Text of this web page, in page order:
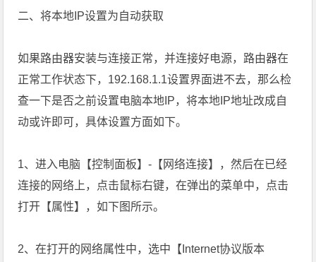
二、将本地IP设置为自动获取
如果路由器安装与连接正常，并连接好电源，路由器在
正常工作状态下，192.168.1.1设置界面进不去，那么检
查一下是否之前设置电脑本地IP，将本地IP地址改成自
动或许即可，具体设置方面如下。
1、进入电脑【控制面板】-【网络连接】，然后在已经
连接的网络上，点击鼠标右键，在弹出的菜单中，点击
打开【属性】，如下图所示。
2、在打开的网络属性中，选中【Internet协议版本